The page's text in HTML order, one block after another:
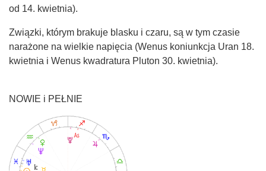
od 14. kwietnia).
Związki, którym brakuje blasku i czaru, są w tym czasie
narażone na wielkie napięcia (Wenus koniunkcja Uran 18.
kwietnia i Wenus kwadratura Pluton 30. kwietnia).
NOWIE i PEŁNIE